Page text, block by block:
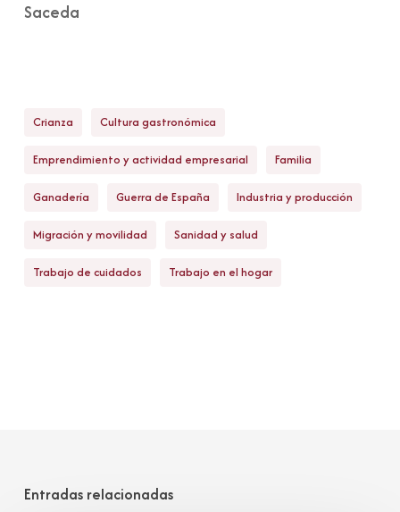
Saceda
Crianza Cultura gastronómica
Emprendimiento y actividad empresarial Familia
Ganadería Guerra de España Industria y producción
Migración y movilidad Sanidad y salud
Trabajo de cuidados Trabajo en el hogar
Entradas relacionadas